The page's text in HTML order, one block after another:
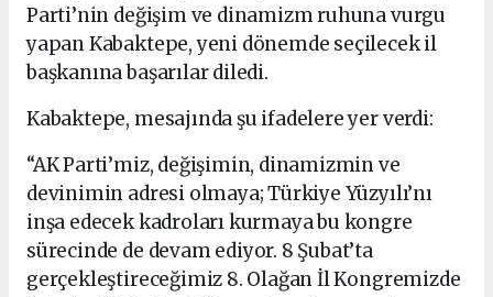
Parti’nin değişim ve dinamizm ruhuna vurgu
yapan Kabaktepe, yeni dönemde seçilecek il
başkanına başarılar diledi.
Kabaktepe, mesajında şu ifadelere yer verdi:
“AK Parti’miz, değişimin, dinamizmin ve
devinimin adresi olmaya; Türkiye Yüzyılı’nı
inşa edecek kadroları kurmaya bu kongre
sürecinde de devam ediyor. 8 Şubat’ta
gerçekleştireceğimiz 8. Olağan İl Kongremizde